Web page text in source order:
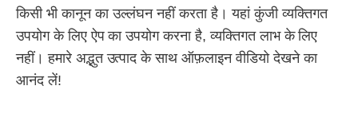
किसी भी कानून का उल्लंघन नहीं करता है। यहां कुंजी व्यक्तिगत
उपयोग के लिए ऐप का उपयोग करना है, व्यक्तिगत लाभ के लिए
नहीं। हमारे अद्भुत उत्पाद के साथ ऑफ़लाइन वीडियो देखने का
आनंद लें!